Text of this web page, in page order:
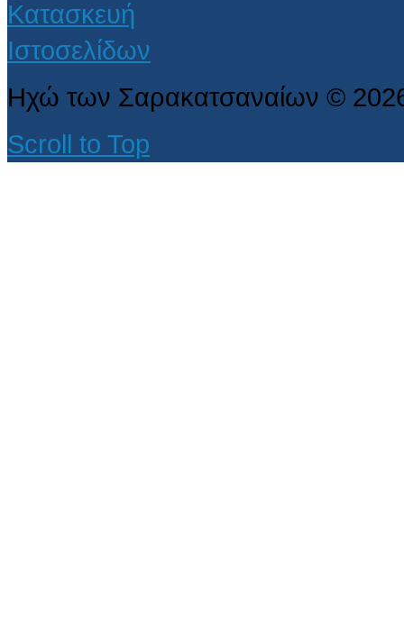
Ηχώ των Σαρακατσαναίων ©
Scroll to Top